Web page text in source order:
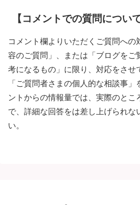
【コメントでの質問について
コメント欄よりいただくご質問への
容のご質問」、または「ブログをご
考になるもの」に限り、対応をさせ
「ご質問者さまの個人的な相談事」
ントからの情報量では、実際のとこ
で、詳細な回答をは差し上げられな
い。